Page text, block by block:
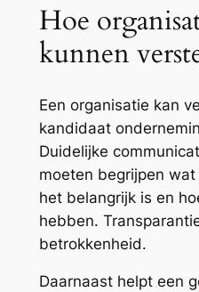
Hoe
kunnen
Een organisatie kan
kandidaat
Duidelijke
moeten begrijpen
het belangrijk is en
hebben.
betrokkenheid.
Daarnaast helpt een